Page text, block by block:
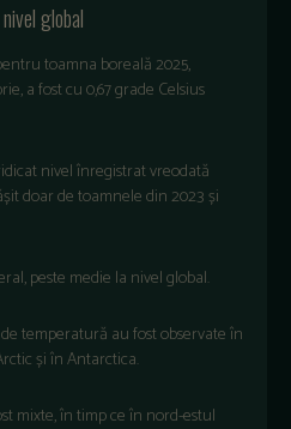
global
toamna boreală2025,
, afostcu 0,67 grade Celsius
nivelînregistratvreodată
doardetoamneledin 2023și
peste medie la nivelglobal.
temperatură aufostobservateîn
șiînAntarctica.
mixte,întimpceîn nord-estul